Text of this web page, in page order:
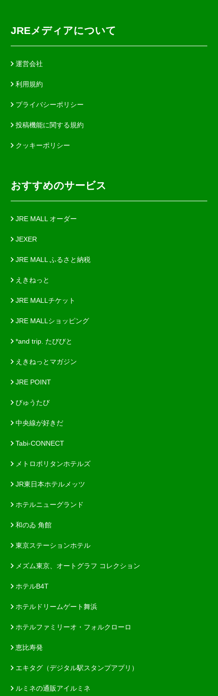
JREメディアについて
運営会社
利用規約
プライバシーポリシー
投稿機能に関する規約
クッキーポリシー
おすすめのサービス
JRE MALL オーダー
JEXER
JRE MALL ふるさと納税
えきねっと
JRE MALLチケット
JRE MALLショッピング
*and trip. たびびと
えきねっとマガジン
JRE POINT
びゅうたび
中央線が好きだ
Tabi-CONNECT
メトロポリタンホテルズ
JR東日本ホテルメッツ
ホテルニューグランド
和のゐ 角館
東京ステーションホテル
メズム東京、オートグラフ コレクション
ホテルB4T
ホテルドリームゲート舞浜
ホテルファミリーオ・フォルクローロ
恵比寿発
エキタグ（デジタル駅スタンプアプリ）
ルミネの通販アイルミネ